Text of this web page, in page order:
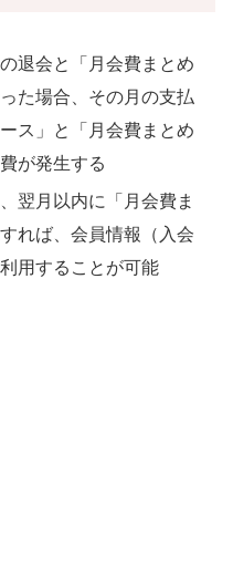
退会と「月会費まとめ
た場合、その月の支払
ス」と「月会費まとめ
が発生する
翌月以内に「月会費ま
れば、会員情報（入会
用することが可能